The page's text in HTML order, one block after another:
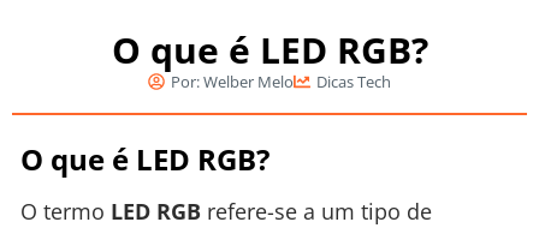
O que é LED RGB?
Por:Welber Melo Dicas Tech
O que é LED RGB?
O termo LED RGB refere-se a um tipo de